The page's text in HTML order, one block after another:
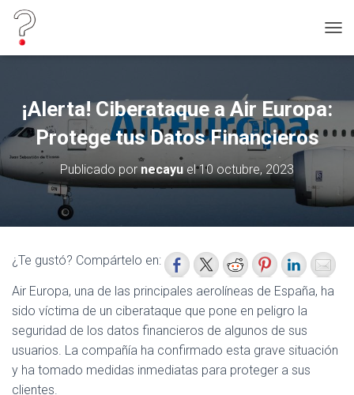
A
I
R
D
G
Ó
¡Alerta! Ciberataque a Air Europa:
Protege tus Datos Financieros
Publicado pornecayuel10 octubre, 2023
¿Te gustó? Compártelo en:
Air Europa, una de las principales aerolíneas de España, ha
sido víctima de un ciberataque que pone en peligro la
seguridad de los datos financieros de algunos de sus
usuarios. La compañía ha confirmado esta grave situación
y ha tomado medidas inmediatas para proteger a sus
clientes.